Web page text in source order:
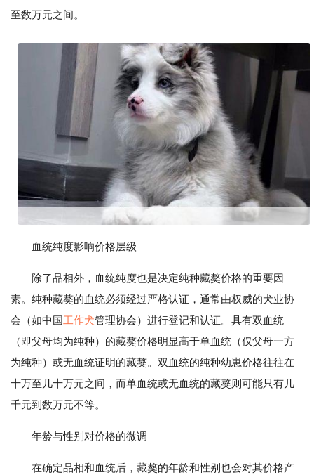
至数万元之间。
血统纯度影响价格层级
除了品相外，血统纯度也是决定纯种藏獒价格的重要因
素。纯种藏獒的血统必须经过严格认证，通常由权威的犬业协
会（如中国工作犬管理协会）进行登记和认证。具有双血统
（即父母均为纯种）的藏獒价格明显高于单血统（仅父母一方
为纯种）或无血统证明的藏獒。双血统的纯种幼崽价格往往在
十万至几十万元之间，而单血统或无血统的藏獒则可能只有几
千元到数万元不等。
年龄与性别对价格的微调
在确定品相和血统后，藏獒的年龄和性别也会对其价格产